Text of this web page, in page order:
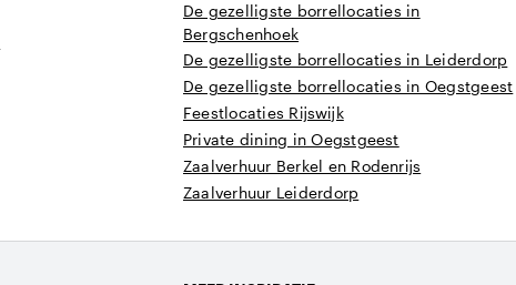
De gezelligste borrellocaties in
Bergschenhoek
De gezelligste borrellocaties in Leiderdorp
De gezelligste borrellocaties in Oegstgeest
Feestlocaties Rijswijk
Private dining in Oegstgeest
Zaalverhuur Berkel en Rodenrijs
Zaalverhuur Leiderdorp